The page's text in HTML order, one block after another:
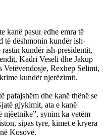
kanë pasur edhe emra të
të dëshmonin kundër ish-
kundër ish-presidentit,
Kadri Veseli dhe Jakup
Rexhep Selimi,
kundër njerëzimit.
pafajshëm dhe kanë thënë se
gjykimit, ata e kanë
njëetnike”, synim ka vetëm
sipas tyre, kimet e kryera
Kosovë.